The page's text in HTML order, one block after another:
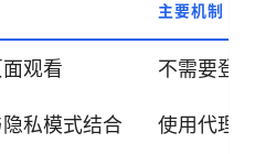
主要机制
观看 不需要登
私模式结合 使用代理